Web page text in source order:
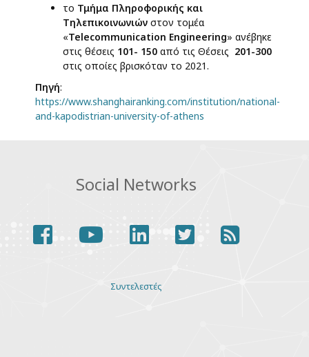
το Τμήμα Πληροφορικής και
Τηλεπικοινωνιώνστον τομέα
«Telecommunication Engineering» ανέβηκε
στις θέσεις 101- 150από τις Θέσεις 201-300
στις οποίες βρισκόταν το 2021.
Πηγή:
https://www.shanghairanking.com/institution/national-
and-kapodistrian-university-of-athens
Social Networks
facebookyoutubelinkedintwitterrss
Συντελεστές